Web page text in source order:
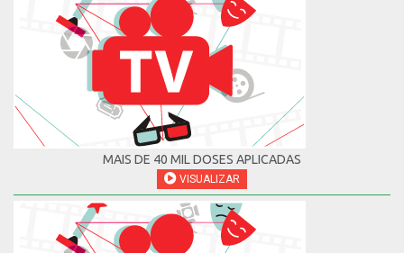
MAIS DE 40 MIL DOSES APLICADAS
VISUALIZAR